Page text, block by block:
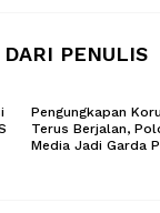
DARI PENULIS
Pengungkapan
Terus Berjalan,
Media Jadi Garda